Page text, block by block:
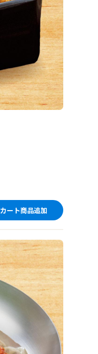
カート商品追加